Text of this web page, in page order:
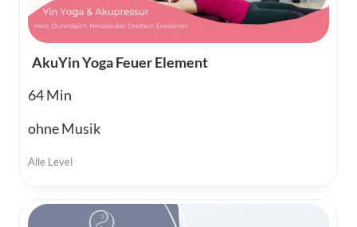
AkuYin Yoga Feuer Element
64
ohne Musik
Alle Level